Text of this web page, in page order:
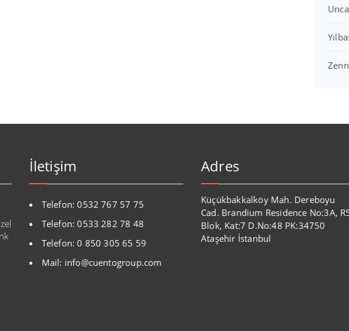
İletişim
Telefon: 0532 767 57 75
Telefon: 0533 282 78 48
Telefon: 0 850 305 65 59
Mail: info@cuentogroup.com
Adres
Küçükbakkalköy Mah. Dereboyu
Cad. Brandium Residence No:3A,
Blok, Kat:7 D.No:48 PK:34750
Ataşehir İstanbul